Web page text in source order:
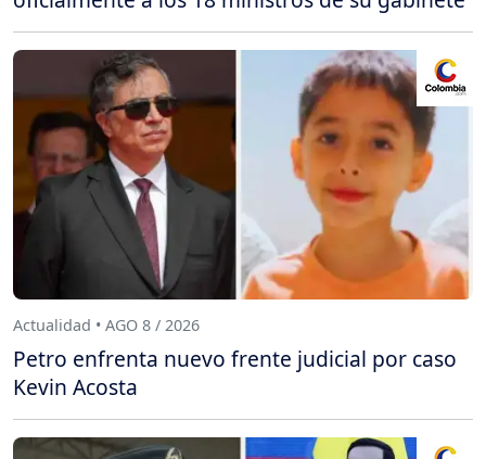
Actualidad • AGO 8 / 2026
Petro enfrenta nuevo frente judicial por caso
Kevin Acosta